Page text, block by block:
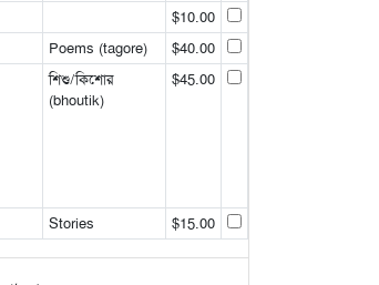
$10.00
Poems (tagore)
$40.00
শিশু/কিশোর
(bhoutik)
$45.00
Stories $15.00